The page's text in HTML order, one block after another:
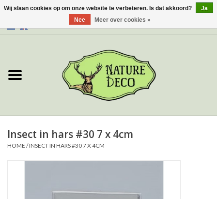
Over ons
Nieuw
Insect in hars #30 7 x 4cm
HOME /INSECT IN HARS #30 7 X 4CM
Wij slaan cookies op om onze website te verbeteren. Is dat akkoord?
Ja
Nee
Meer over cookies »